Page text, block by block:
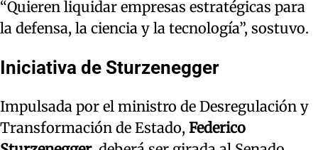
“Quieren liquidar empresas estratégicas para
la defensa, la ciencia y la tecnología”, sostuvo.
Iniciativa de Sturzenegger
Impulsada por el ministro de Desregulación y
Transformación de Estado, Federico